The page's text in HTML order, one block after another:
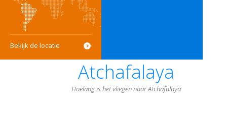
Bekijk de locatie
Atchafalaya
Hoelang is het vliegen naar Atchafalaya